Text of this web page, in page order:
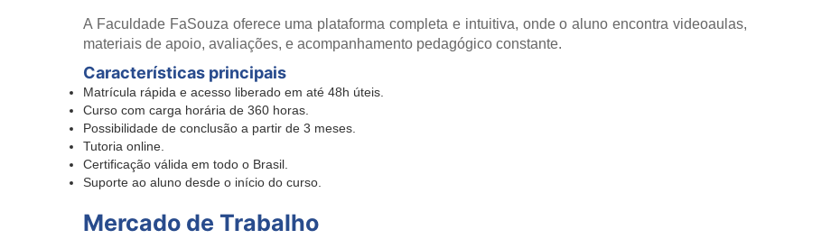
A Faculdade FaSouza oferece uma plataforma completa e intuitiva, onde o aluno encontra videoaulas,
materiais de apoio, avaliações, e acompanhamento pedagógico constante.
Características principais
Matrícula rápida e acesso liberado em até 48h úteis.
Curso com carga horária de 360 horas.
Possibilidade de conclusão a partir de 3 meses.
Tutoria online.
Certificação válida em todo o Brasil.
Suporte ao aluno desde o início do curso.
Mercado de Trabalho